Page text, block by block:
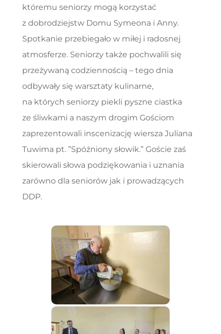
któremu seniorzy mogą korzystać
z dobrodziejstw Domu Symeona i Anny.
Spotkanie przebiegało w miłej i radosnej
atmosferze. Seniorzy także pochwalili się
przeżywaną codziennością – tego dnia
odbywały się warsztaty kulinarne,
na których seniorzy piekli pyszne ciastka
ze śliwkami a naszym drogim Gościom
zaprezentowali inscenizację wiersza Juliana
Tuwima pt. ”Spóźniony słowik.” Goście zaś
skierowali słowa podziękowania i uznania
zarówno dla seniorów jak i prowadzących
DDP.